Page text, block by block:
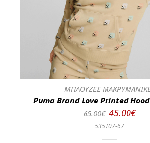
ΜΠΛΟΥΖΕΣ
Puma Brand Love Printed
65.00€ 45.00€
535707-67